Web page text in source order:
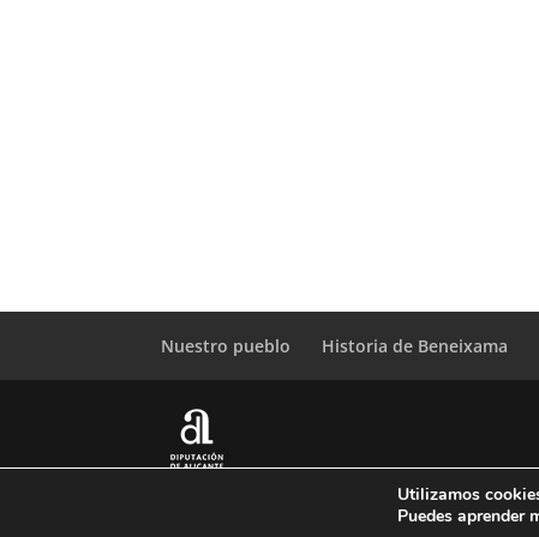
Nuestro pueblo Historia de Beneixama
© Copyright Servicio de Informática y
Utilizamos
Puedes aprender